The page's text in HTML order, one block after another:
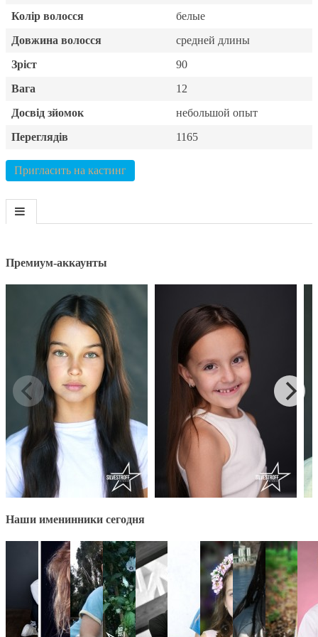
Колір волосся
белые
Довжина волосся
средней длины
Зріст
90
Вага
12
Досвід зйомок
небольшой опыт
Переглядів
1165
Пригласить на кастинг
Премиум-аккаунты
Наши именинники сегодня